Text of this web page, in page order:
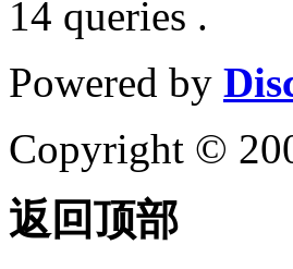
14 queries .
Powered by
Copyright ©
返回顶部